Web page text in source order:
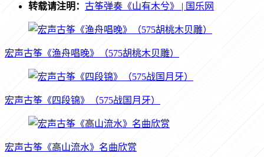
转载请注明： 古筝弹奏《山有木兮》 | 国乐网
宏声古筝《渔舟唱晚》（575胡桃木贝雕）
宏声古筝《四段锦》（575战国月牙）
宏声古筝《高山流水》名曲欣赏